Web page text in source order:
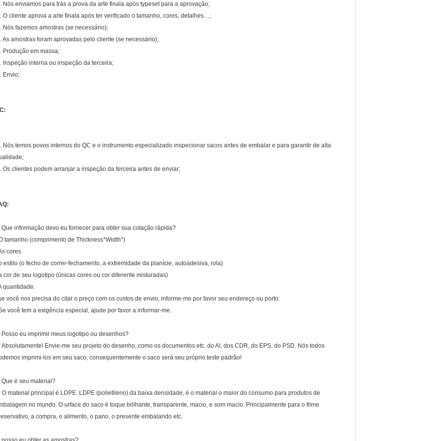
Nós enviamos para trás a prova da arte finala após typeset para a aprovação;
O cliente aprova a arte finala após ter verificado o tamanho, cores, detalhes…;
Nós fazemos amostras (se necessário);
As amostras foram aprovadas pelo cliente (se necessário);
Produção em massa;
Inspeção interna ou inspeção da terceira;
Envio;
Nós temos povos internos do QC e o instrumento especializado inspecionar sacos antes de embalar e para garantir de alta
Os clientes podem arranjar a inspeção da terceira antes de enviar;
Que informação devo eu fornecer para obter sua cotação rápida?
tamanho (comprimento de Thickness*Width*)
cores
estilo (o fecho de correr-fechamento, a extremidade da planície, autoadesiva, rola)
cor de seu logotipo (únicas cores ou cor diferente misturadas)
quantidade.
você nos precisa do citar o preço com os custos de envio, informe-me por favor seu endereço ou porto.
você tem a exigência especial, ajude por favor a informar-me.
Posso eu imprimir meus logotipo ou desenhos?
Absolutamente! Envie-me seu projeto do desenho, como os documentos etc. do AI, dos CDR, do EPS, do PSD. Nós todos
imprimi-los em seu saco, consequentemente o saco será seu próprio teste padrão!
Que é seu material?
O material principal é LDPE. LDPE (polietileno) da baixa densidade, é o material o maior do consumo para produtos de
no mundo. O urface do saco é toque brilhante, transparente, macio, e som macio. Principalmente para o filme
a compra, o alimento, o pano, o presente embalando etc.